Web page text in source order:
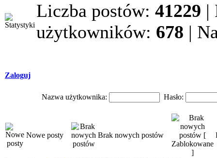
Liczba postów: 41229 |
użytkowników: 678 |
Zaloguj
Nazwa użytkownika: Hasło:
Nowe posty Brak nowych postów